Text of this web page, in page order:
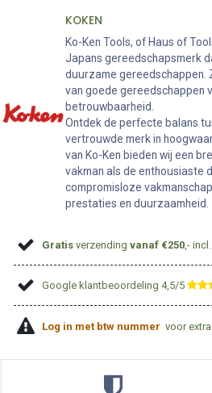
KOKEN
Ko-Ken Tools, of Haus of
Japans gereedschapsmerk
duurzame gereedschappen.
van goede gereedschappen
betrouwbaarheid.
Ontdek de perfecte balans
vertrouwde merk in
van Ko-Ken bieden wij een
vakman als de enthousiaste
compromisloze
prestaties en duurzaamheid.
Gratis verzendingvanaf €250 ,-
Google klantbeoordeling 4,5/5 ​
Log in met btw nummer voor